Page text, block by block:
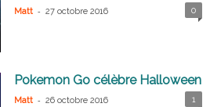
Matt - 27 octobre 2016 0
Pokemon Go célèbre Halloween
Matt - 26 octobre 2016 1